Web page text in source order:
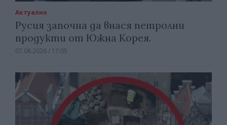
Актуално
Русия започна да внася петролни
продукти от Южна Корея.
07.08.2026 / 17:05